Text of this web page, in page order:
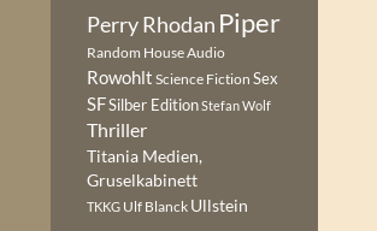
Perry Rhodan Piper
Random House Audio
Rowohlt Science Fiction Sex
SFSilber EditionStefan Wolf
Thriller
Titania Medien,
Gruselkabinett
TKKG Ulf Blanck Ullstein